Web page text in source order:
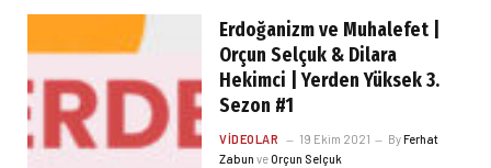
Erdoğanizm ve Muhalefet |
Orçun Selçuk & Dilara
Hekimci | Yerden Yüksek 3.
Sezon #1
VIDEOLAR 19 Ekim 2021 ByFerhat
Zabun veOrçun Selçuk